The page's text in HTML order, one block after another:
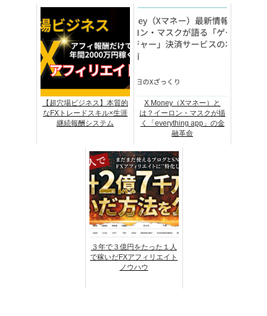
【超穴場ビジネス】本質的
なFXトレードスキル×生涯
継続報酬システム
X Money（Xマネー）と
は？イーロン・マスクが描
く「everything app」の金
融革命
３年で３億円をたった１人
で稼いだFXアフィリエイト
ノウハウ